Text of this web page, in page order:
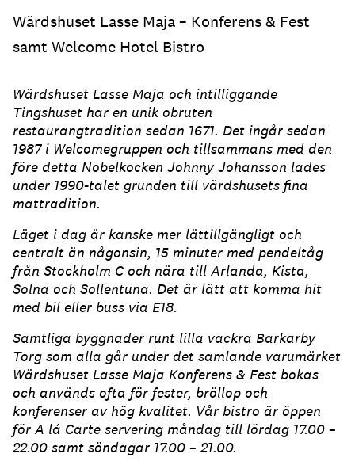
Wärdshuset Lasse Maja – Konferens & Fest
samt Welcome Hotel Bistro
Wärdshuset Lasse Maja och intilliggande
Tingshuset har en unik obruten
restaurangtradition sedan 1671. Det ingår sedan
1987 i Welcomegruppen och tillsammans med den
före detta Nobelkocken Johnny Johansson lades
under 1990-talet grunden till värdshusets fina
mattradition.
Läget i dag är kanske mer lättillgängligt och
centralt än någonsin, 15 minuter med pendeltåg
från Stockholm C och nära till Arlanda, Kista,
Solna och Sollentuna. Det är lätt att komma hit
med bil eller buss via E18.
Samtliga byggnader runt lilla vackra Barkarby
Torg som alla går under det samlande varumärket
Wärdshuset Lasse Maja Konferens & Fest bokas
och används ofta för fester, bröllop och
konferenser av hög kvalitet. Vår bistro är öppen
för A lá Carte servering måndag till lördag 17.00 –
22.00 samt söndagar 17.00 – 21.00.